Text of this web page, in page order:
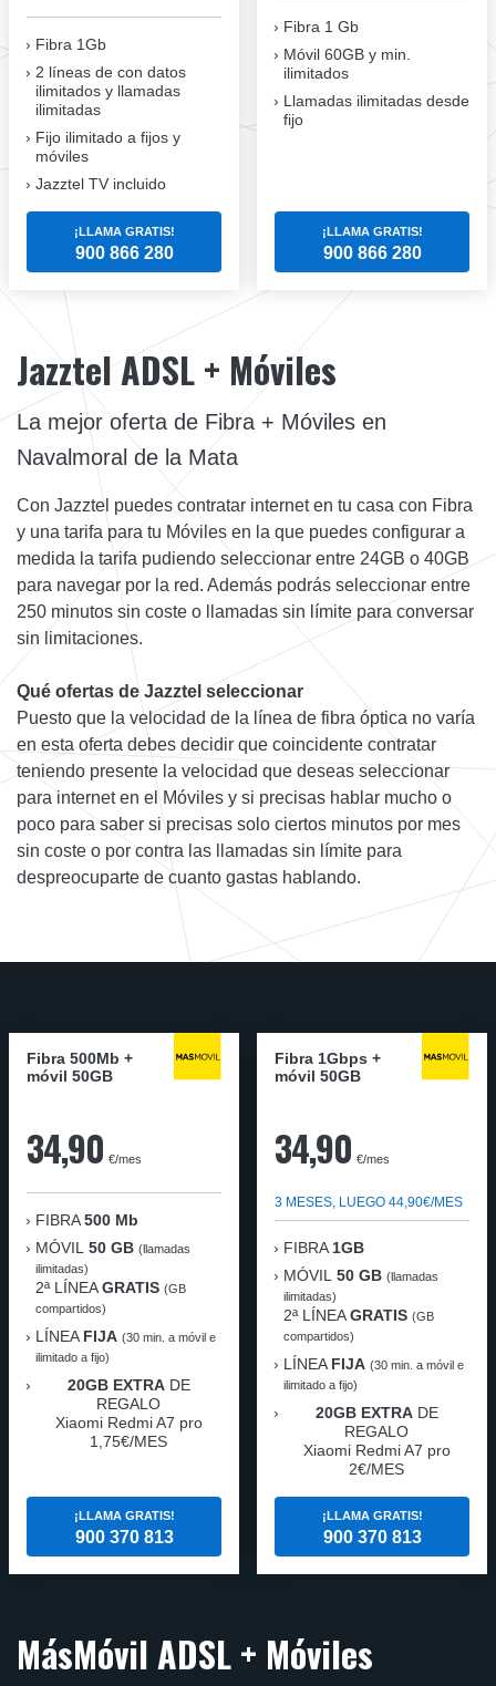
Fibra 1Gb
2 líneas de con datos
ilimitados y llamadas
ilimitadas
Fijo ilimitado a fijos y
móviles
Jazztel TV incluido
¡LLAMA GRATIS!
900 866 280
Fibra 1 Gb
Móvil 60GB y min.
ilimitados
Llamadas ilimitadas desde
fijo
¡LLAMA GRATIS!
900 866 280
Jazztel ADSL + Móviles
La mejor oferta de Fibra + Móviles en
Navalmoral de la Mata
Con Jazztel puedes contratar internet en tu casa con Fibra
y una tarifa para tu Móviles en la que puedes configurar a
medida la tarifa pudiendo seleccionar entre 24GB o 40GB
para navegar por la red. Además podrás seleccionar entre
250 minutos sin coste o llamadas sin límite para conversar
sin limitaciones.
Qué ofertas de Jazztel seleccionar
Puesto que la velocidad de la línea de fibra óptica no varía
en esta oferta debes decidir que coincidente contratar
teniendo presente la velocidad que deseas seleccionar
para internet en el Móviles y si precisas hablar mucho o
poco para saber si precisas solo ciertos minutos por mes
sin coste o por contra las llamadas sin límite para
despreocuparte de cuanto gastas hablando.
Fibra 500Mb +
móvil 50GB
34,90 €/mes
FIBRA 500 Mb
MÓVIL 50 GB (llamadas
ilimitadas)
2ª LÍNEAGRATIS (GB
compartidos)
LÍNEA FIJA (30 min. a móvil e
ilimitado a fijo)
20GB EXTRADE
REGALO
Xiaomi Redmi A7 pro
1,75€/MES
¡LLAMA GRATIS!
900 370 813
Fibra 1Gbps +
móvil 50GB
34,90 €/mes
3 MESES, LUEGO 44,90€/MES
FIBRA 1GB
MÓVIL 50 GB (llamadas
ilimitadas)
2ª LÍNEAGRATIS (GB
compartidos)
LÍNEA FIJA (30 min. a móvil e
ilimitado a fijo)
20GB EXTRADE
REGALO
Xiaomi Redmi A7 pro
2€/MES
¡LLAMA GRATIS!
900 370 813
MásMóvil ADSL + Móviles